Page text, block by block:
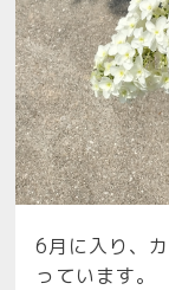
6月に入り、
っています。